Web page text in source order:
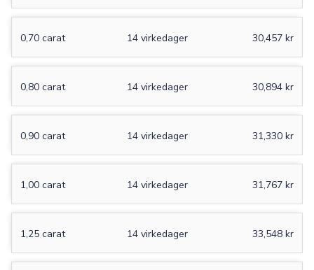
0,70 carat 30,457 kr
14 virkedager
0,80 carat 30,894 kr
14 virkedager
0,90 carat 31,330 kr
14 virkedager
1,00 carat 31,767 kr
14 virkedager
1,25 carat 33,548 kr
14 virkedager